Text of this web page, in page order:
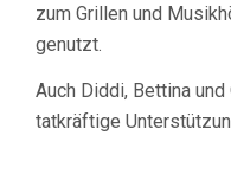
zum Grillen und
genutzt.
Auch Diddi, Bettina
tatkräftige